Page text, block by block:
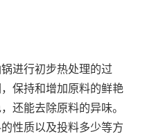
进行初步热处理的过
保持和增加原料的鲜艳
还能去除原料的异味。
性质以及投料多少等方